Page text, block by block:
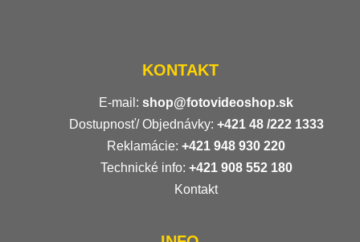
KONTAKT
E-mail: shop@fotovideoshop.sk
Dostupnosť/ Objednávky: +421 48 /222 1333
Reklamácie: +421 948 930 220
Technické info: +421 908 552 180
Kontakt